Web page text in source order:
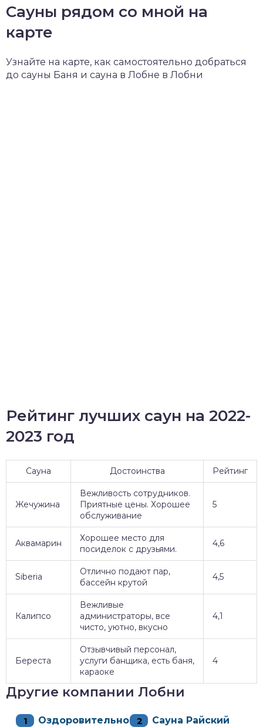
Сауны рядом со мной на
карте
Узнайте на карте, как самостоятельно добраться
до сауны Баня и сауна в Лобне в Лобни
Рейтинг лучших саун на 2022-
2023 год
Сауна Достоинства Рейтинг
Жечужина
Вежливость сотрудников.
Приятные цены. Хорошее
обслуживание
5
Аквамарин
Хорошее место для
посиделок с друзьями.
4,6
Siberia
Отлично подают пар,
бассейн крутой
4,5
Калипсо
Вежливые
администраторы, все
чисто, уютно, вкусно
4,1
Береста
Отзывчивый персонал,
услуги банщика, есть баня,
караоке
4
Другие компании Лобни
Оздоровительно-
Сауна Райский